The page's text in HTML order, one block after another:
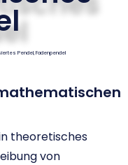
Pendel, Fadenpendel
theoretisches
von